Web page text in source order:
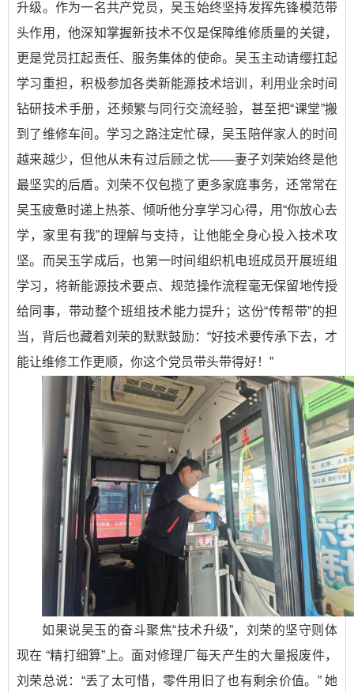
升级。作为一名共产党员，吴玉始终坚持发挥先锋模范带
头作用，他深知掌握新技术不仅是保障维修质量的关键，
更是党员扛起责任、服务集体的使命。吴玉主动请缨扛起
学习重担，积极参加各类新能源技术培训，利用业余时间
钻研技术手册，还频繁与同行交流经验，甚至把“课堂”搬
到了维修车间。学习之路注定忙碌，吴玉陪伴家人的时间
越来越少，但他从未有过后顾之忧——妻子刘荣始终是他
最坚实的后盾。刘荣不仅包揽了更多家庭事务，还常常在
吴玉疲惫时递上热茶、倾听他分享学习心得，用“你放心去
学，家里有我”的理解与支持，让他能全身心投入技术攻
坚。而吴玉学成后，也第一时间组织机电班成员开展班组
学习，将新能源技术要点、规范操作流程毫无保留地传授
给同事，带动整个班组技术能力提升；这份“传帮带”的担
当，背后也藏着刘荣的默默鼓励：“好技术要传承下去，才
能让维修工作更顺，你这个党员带头带得好！”​
如果说吴玉的奋斗聚焦“技术升级”，刘荣的坚守则体
现在 “精打细算”上。面对修理厂每天产生的大量报废件，
刘荣总说：“丢了太可惜，零件用旧了也有剩余价值。” 她